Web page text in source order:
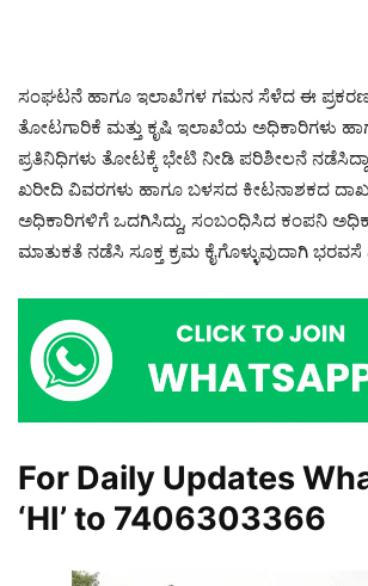
ಸಂಘಟನೆ ಹಾಗೂ ಇಲಾಖೆಗಳ ಗಮನ ಸೆಳೆದ ಈ
ತೋಟಗಾರಿಕೆ ಮತ್ತು ಕೃಷಿ ಇಲಾಖೆಯ ಅಧಿಕಾರಿಗಳು
ಪ್ರತಿನಿಧಿಗಳು ತೋಟಕ್ಕೆ ಭೇಟಿ ನೀಡಿ ಪರಿಶೀಲನೆ
ಖರೀದಿ ವಿವರಗಳು ಹಾಗೂ ಬಳಸದ ಕೀಟನಾಶಕದ
ಅಧಿಕಾರಿಗಳಿಗೆ ಒದಗಿಸಿದ್ದು, ಸಂಬಂಧಿಸಿದ ಕಂಪನಿ
ಮಾತುಕತೆ ನಡೆಸಿ ಸೂಕ್ತ ಕ್ರಮ ಕೈಗೊಳ್ಳುವುದಾಗಿ
For Daily Updates
‘HI’ to 7406303366